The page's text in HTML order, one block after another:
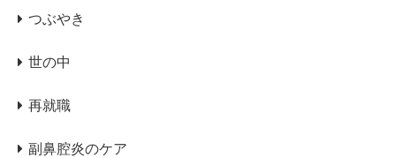
つぶやき
世の中
再就職
副鼻腔炎のケア